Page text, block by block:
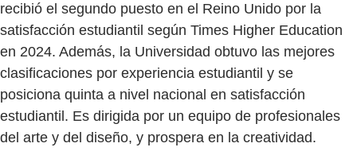
recibió el segundo puesto en el Reino Unido por la
satisfacción estudiantil según Times Higher Education
en 2024. Además, la Universidad obtuvo las mejores
clasificaciones por experiencia estudiantil y se
posiciona quinta a nivel nacional en satisfacción
estudiantil. Es dirigida por un equipo de profesionales
del arte y del diseño, y prospera en la creatividad.